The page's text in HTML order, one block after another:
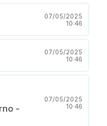
07/05/2025
10:46
07/05/2025
10:46
-
07/05/2025
10:46